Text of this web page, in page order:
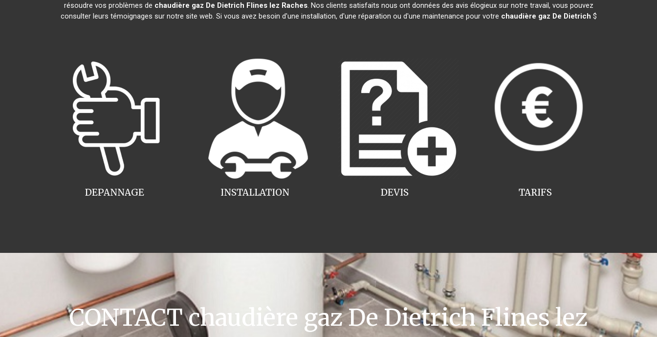
résoudre vos problèmes de chaudière gaz De Dietrich Flines lez Raches. Nos clients satisfaits nous ont données des avis élogieux sur notre travail, vous pouvez
consulter leurs témoignages sur notre site web. Si vous avez besoin d'une installation, d'une réparation ou d'une maintenance pour votre chaudière gaz De Dietrich $
INSTALLATION
DEPANNAGE TARIFS
DEVIS
CONTACT chaudière gaz De Dietrich Flines lez